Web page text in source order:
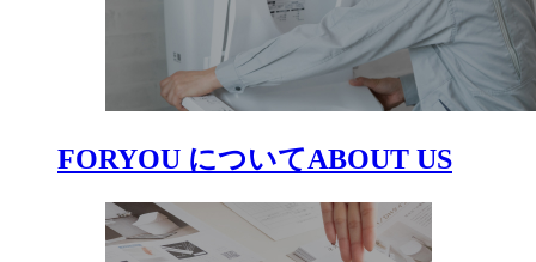
FORYOU についてABOUT US